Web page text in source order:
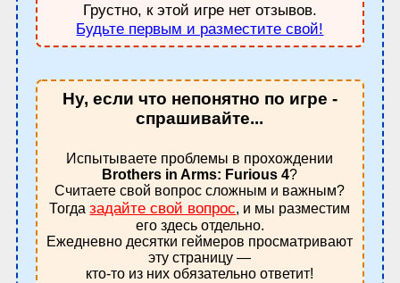
Грустно, к этой игре нет отзывов.
Будьте первым и разместите свой!
Ну, если что непонятно по игре -
спрашивайте...
Испытываете проблемы в прохождении
Brothers in Arms: Furious 4?
Считаете свой вопрос сложным и важным?
Тогдазадайте свой вопрос, и мы разместим
его здесь отдельно.
Ежедневно десятки геймеров просматривают
эту страницу —
кто-то из них обязательно ответит!